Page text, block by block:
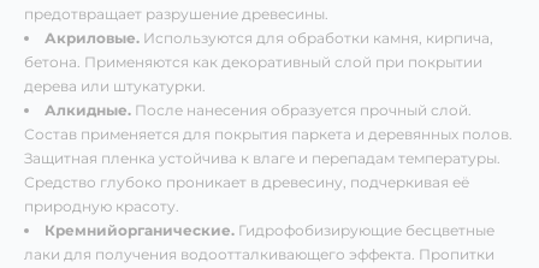
предотвращает разрушение древесины.
Акриловые. Используются для обработки камня, кирпича,
бетона. Применяются как декоративный слой при покрытии
дерева или штукатурки.
Алкидные. После нанесения образуется прочный слой.
Состав применяется для покрытия паркета и деревянных полов.
Защитная пленка устойчива к влаге и перепадам температуры.
Средство глубоко проникает в древесину, подчеркивая её
природную красоту.
Кремнийорганические. Гидрофобизирующие бесцветные
лаки для получения водоотталкивающего эффекта. Пропитки